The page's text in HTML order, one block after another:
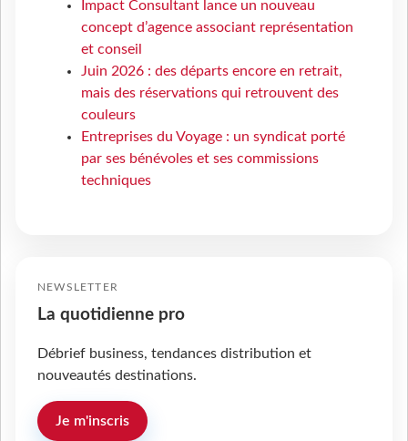
Impact Consultant lance un nouveau
concept d’agence associant représentation
et conseil
Juin 2026 : des départs encore en retrait,
mais des réservations qui retrouvent des
couleurs
Entreprises du Voyage : un syndicat porté
par ses bénévoles et ses commissions
techniques
NEWSLETTER
La quotidienne pro
Débrief business, tendances distribution et
nouveautés destinations.
Je m'inscris